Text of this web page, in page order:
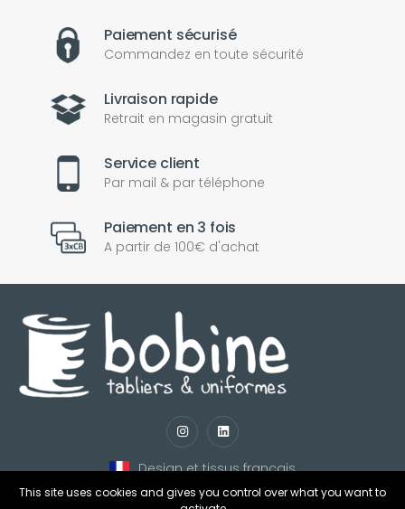
Paiement sécurisé
Commandez en toute sécurité
Livraison rapide
Retrait en magasin gratuit
Service client
Par mail & par téléphone
Paiement en 3 fois
A partir de 100€ d'achat
Design et tissus français
notify_engine
This site uses cookies and gives you control over what you want to